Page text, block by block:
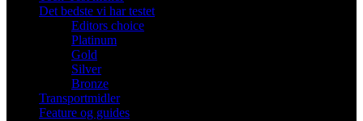
Det bedste vi har testet
Editors choice
Platinum
Gold
Silver
Bronze
Transportmidler
Feature og guides